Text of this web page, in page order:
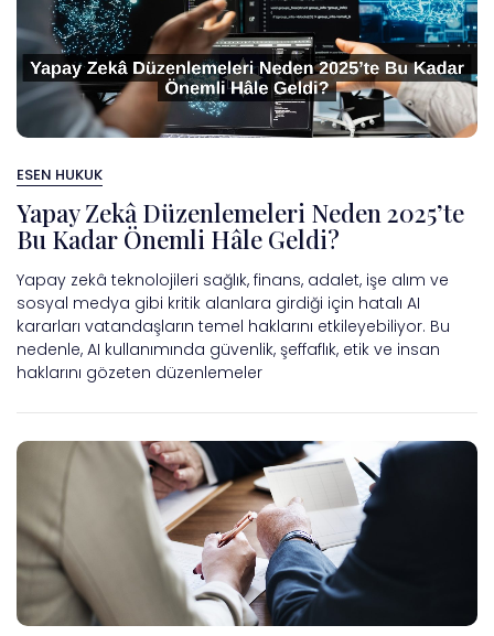
ESEN HUKUK
Yapay Zekâ Düzenlemeleri Neden 2025’te
Bu Kadar Önemli Hâle Geldi?
Yapay zekâ teknolojileri sağlık, finans, adalet, işe alım ve
sosyal medya gibi kritik alanlara girdiği için hatalı AI
kararları vatandaşların temel haklarını etkileyebiliyor. Bu
nedenle, AI kullanımında güvenlik, şeffaflık, etik ve insan
haklarını gözeten düzenlemeler